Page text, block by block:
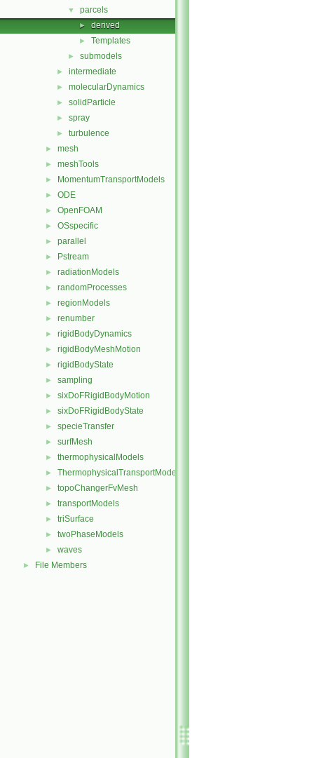
▼ parcels
► derived
► Templates
► submodels
► intermediate
► molecularDynamics
► solidParticle
► spray
► turbulence
► mesh
► meshTools
► MomentumTransportModels
► ODE
► OpenFOAM
► OSspecific
► parallel
► Pstream
► radiationModels
► randomProcesses
► regionModels
► renumber
► rigidBodyDynamics
► rigidBodyMeshMotion
► rigidBodyState
► sampling
► sixDoFRigidBodyMotion
► sixDoFRigidBodyState
► specieTransfer
► surfMesh
► thermophysicalModels
► ThermophysicalTransportModels
► topoChangerFvMesh
► transportModels
► triSurface
► twoPhaseModels
► waves
► File Members